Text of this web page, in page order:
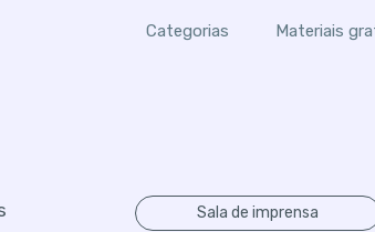
Categorias Materiais
Sala de imprensa